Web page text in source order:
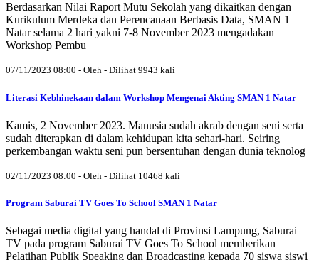
Berdasarkan Nilai Raport Mutu Sekolah yang dikaitkan dengan
Kurikulum Merdeka dan Perencanaan Berbasis Data, SMAN 1
Natar selama 2 hari yakni 7-8 November 2023 mengadakan
Workshop Pembu
07/11/2023 08:00 - Oleh - Dilihat 9943 kali
Literasi Kebhinekaan dalam Workshop Mengenai Akting SMAN 1 Natar
Kamis, 2 November 2023. Manusia sudah akrab dengan seni serta
sudah diterapkan di dalam kehidupan kita sehari-hari. Seiring
perkembangan waktu seni pun bersentuhan dengan dunia teknolog
02/11/2023 08:00 - Oleh - Dilihat 10468 kali
Program Saburai TV Goes To School SMAN 1 Natar
Sebagai media digital yang handal di Provinsi Lampung, Saburai
TV pada program Saburai TV Goes To School memberikan
Pelatihan Publik Speaking dan Broadcasting kepada 70 siswa siswi